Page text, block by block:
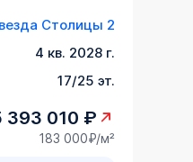
Столицы 2
4 кв. 2028 г.
17/25 эт.
393 010 ₽
183 000₽/м²